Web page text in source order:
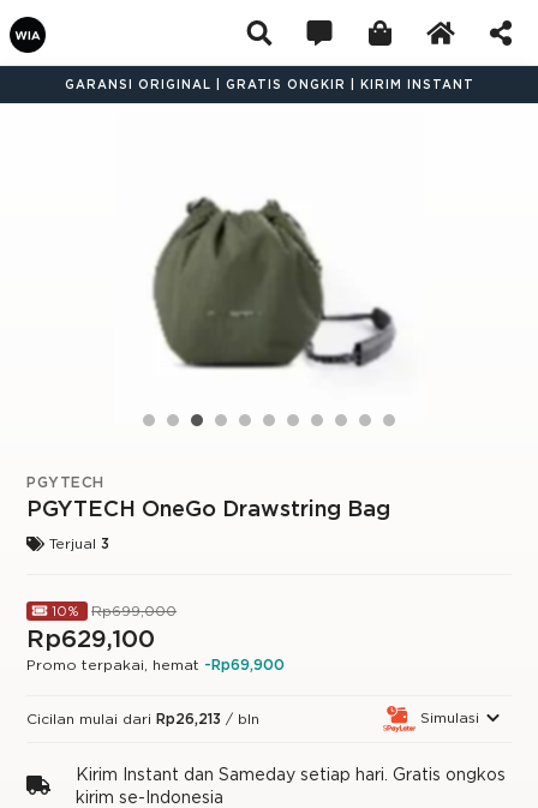
GARANSI ORIGINAL | GRATIS ONGKIR | KIRIM INSTANT
PGYTECH
PGYTECH OneGo Drawstring Bag
Terjual3
10% Rp699,000
Rp629,100
Promo terpakai, hemat -Rp69,900
Cicilan mulai dariRp26,213 / bln Simulasi
Kirim Instant dan Sameday setiap hari. Gratis ongkos
kirim se-Indonesia